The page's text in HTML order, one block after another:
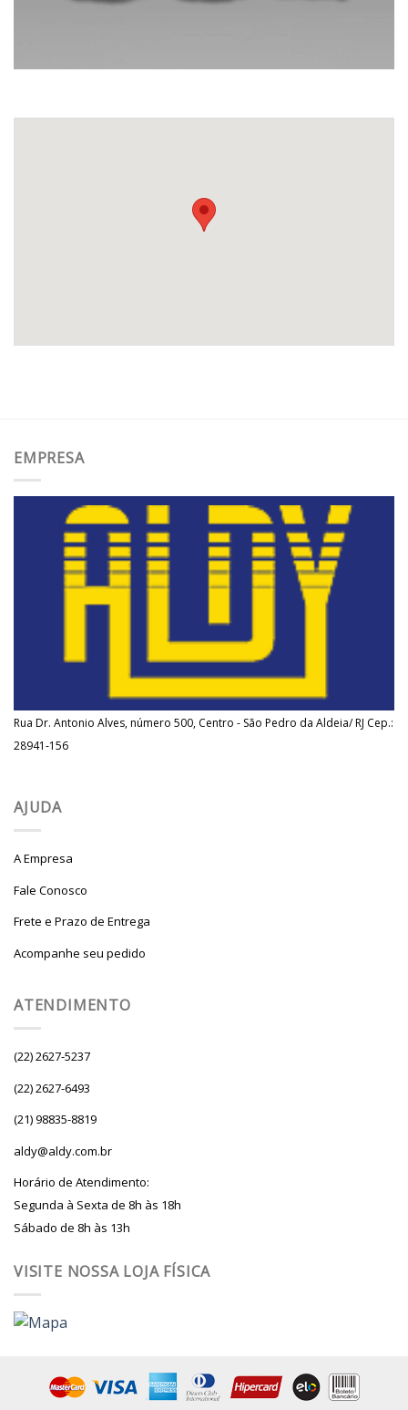
EMPRESA
Rua Dr. Antonio Alves, número 500, Centro - São Pedro da Aldeia/ RJ Cep.:
28941-156
AJUDA
A Empresa
Fale Conosco
Frete e Prazo de Entrega
Acompanhe seu pedido
ATENDIMENTO
(22) 2627-5237
(22) 2627-6493
(21) 98835-8819
aldy@aldy.com.br
Horário de Atendimento:
Segunda à Sexta de 8h às 18h
Sábado de 8h às 13h
VISITE NOSSA LOJA FÍSICA